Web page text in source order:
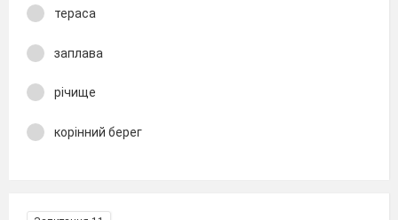
тераса
заплава
річище
корінний берег